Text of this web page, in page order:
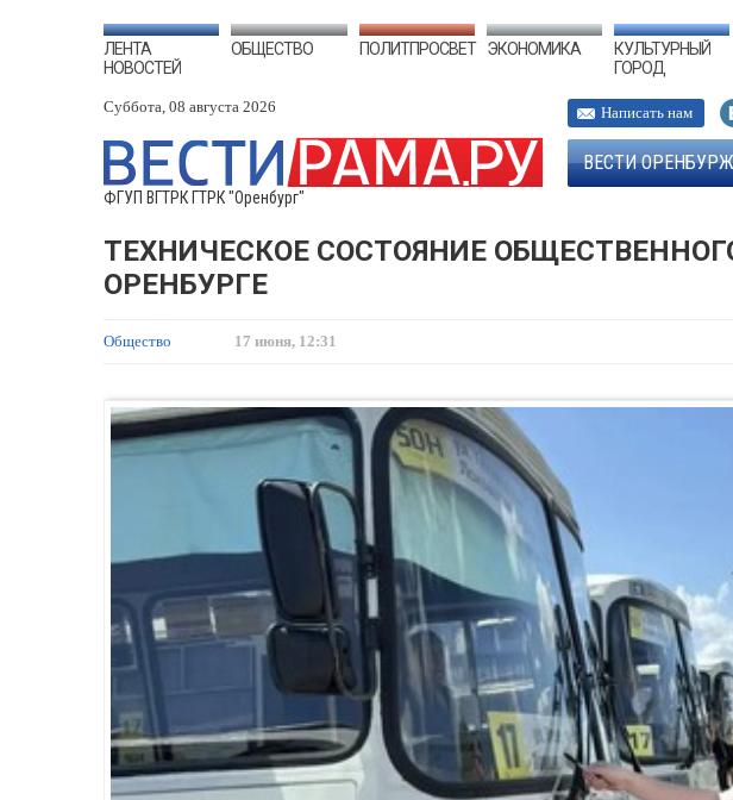
ЛЕНТА
НОВОСТЕЙ
ОБЩЕСТВО ПОЛИТПРОСВЕТ ЭКОНОМИКА
КУЛЬТУРНЫЙ
ГОРОД
Суббота, 08 августа 2026
ФГУП ВГТРК ГТРК "Оренбург"
Написать нам
ВЕСТИ
ТЕХНИЧЕСКОЕ СОСТОЯНИЕ
ОРЕНБУРГЕ
Общество 17 июня, 12:31